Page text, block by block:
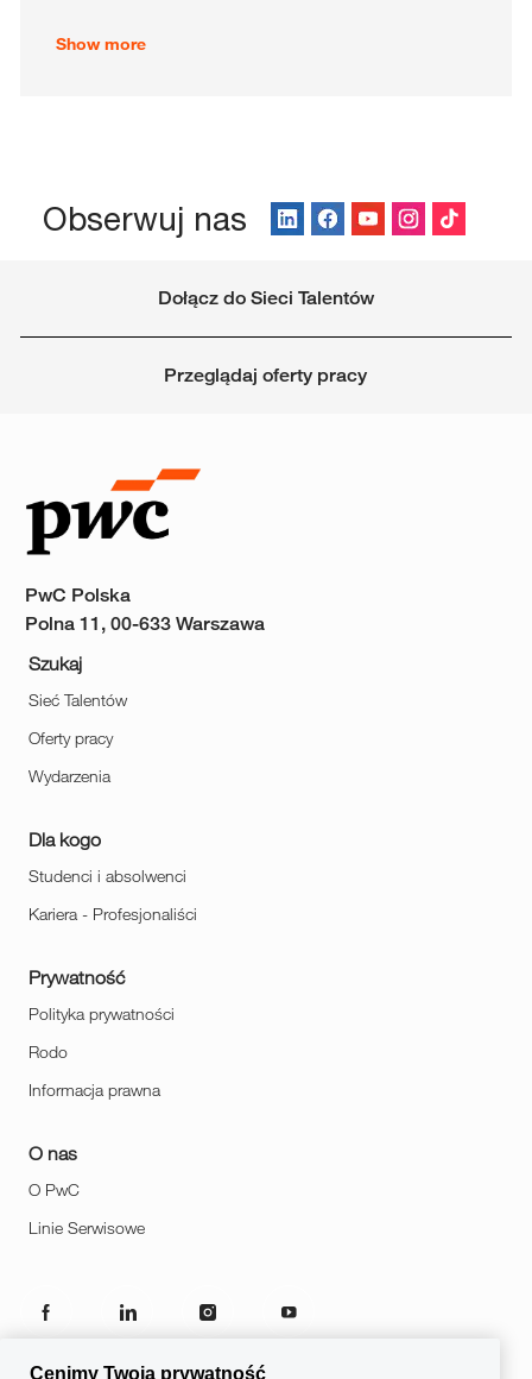
na
t
Show more
Obserwuj nas
Dołącz do Sieci Talentów
Przeglądaj oferty pracy
PwC Polska
Polna 11, 00-633 Warszawa
Szukaj
Sieć Talentów
Oferty pracy
Wydarzenia
Dla kogo
Studenci i absolwenci
Kariera - Profesjonaliści
Prywatność
Polityka prywatności
Rodo
Informacja prawna
O nas
O PwC
Linie Serwisowe
follow
Cenimy Twoją prywatność